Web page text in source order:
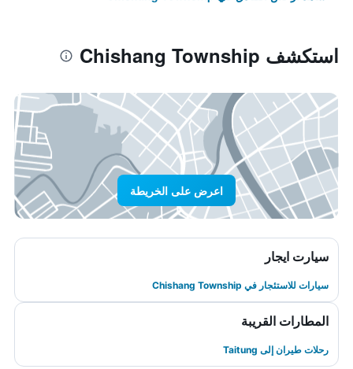
استكشف Chishang Township
اعرض على الخريطة
سيارت ايجار
سيارات للاستئجار في Chishang Township
المطارات القريبة
رحلات طيران إلى Taitung